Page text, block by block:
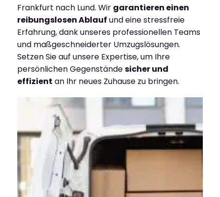
Frankfurt nach Lund. Wir garantieren einen
reibungslosen Ablauf und eine stressfreie
Erfahrung, dank unseres professionellen Teams
und maßgeschneiderter Umzugslösungen.
Setzen Sie auf unsere Expertise, um Ihre
persönlichen Gegenständesicher und
effizient an Ihr neues Zuhause zu bringen.